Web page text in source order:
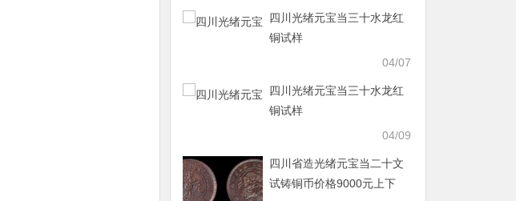
四川光绪元宝当三十水龙红
铜试样
04/07
四川光绪元宝当三十水龙红
铜试样
04/09
四川省造光绪元宝当二十文
试铸铜币价格9000元上下